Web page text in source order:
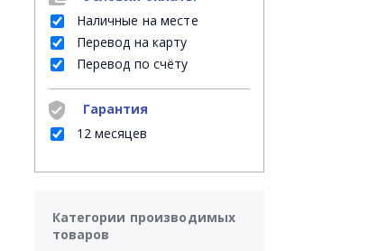
Часто задаваемые вопросы
Наличные на месте
Перевод на карту
Перевод по счёту
Гарантия
12 месяцев
Категории производимых
товаров